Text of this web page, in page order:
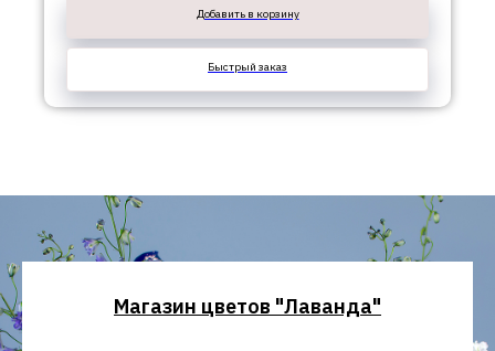
Добавить в корзину
Быстрый заказ
Магазин цветов "Лаванда"